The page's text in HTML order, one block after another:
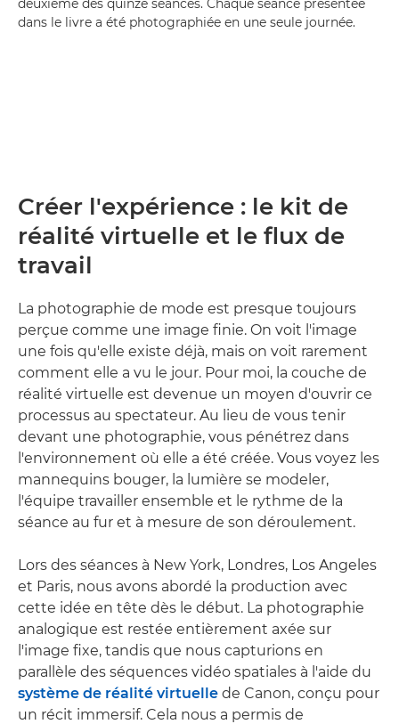
dans le livre a été photographiée en une seule journée.
Créer l'expérience : le kit de
réalité virtuelle et le flux de
travail
La photographie de mode est presque toujours
perçue comme une image finie. On voit l'image
une fois qu'elle existe déjà, mais on voit rarement
comment elle a vu le jour. Pour moi, la couche de
réalité virtuelle est devenue un moyen d'ouvrir ce
processus au spectateur. Au lieu de vous tenir
devant une photographie, vous pénétrez dans
l'environnement où elle a été créée. Vous voyez les
mannequins bouger, la lumière se modeler,
l'équipe travailler ensemble et le rythme de la
séance au fur et à mesure de son déroulement.
Lors des séances à New York, Londres, Los Angeles
et Paris, nous avons abordé la production avec
cette idée en tête dès le début. La photographie
analogique est restée entièrement axée sur
l'image fixe, tandis que nous capturions en
parallèle des séquences vidéo spatiales à l'aide du
système de réalité virtuelle de Canon, conçu pour
un récit immersif. Cela nous a permis de